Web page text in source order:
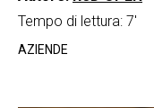
Tempo di lettura: 7'
AZIENDE